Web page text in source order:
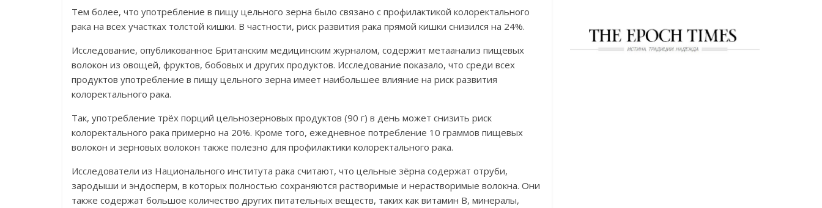
Тем более, что употребление в пищу цельного зерна было связано с профилактикой колоректального
рака на всех участках толстой кишки. В частности, риск развития рака прямой кишки снизился на 24%.
Исследование, опубликованное Британским медицинским журналом, содержит метаанализ пищевых
волокон из овощей, фруктов, бобовых и других продуктов. Исследование показало, что среди всех
продуктов употребление в пищу цельного зерна имеет наибольшее влияние на риск развития
колоректального рака.
Так, употребление трёх порций цельнозерновых продуктов (90 г) в день может снизить риск
колоректального рака примерно на 20%. Кроме того, ежедневное потребление 10 граммов пищевых
волокон и зерновых волокон также полезно для профилактики колоректального рака.
Исследователи из Национального института рака считают, что цельные зёрна содержат отруби,
зародыши и эндосперм, в которых полностью сохраняются растворимые и нерастворимые волокна. Они
также содержат большое количество других питательных веществ, таких как витамин B, минералы,